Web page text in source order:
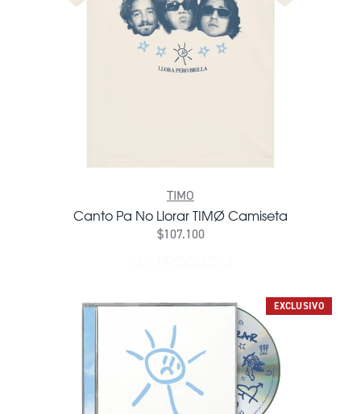
TIMO
Canto Pa No Llorar TIMØ Camiseta
$107.100
EXCLUSIVO